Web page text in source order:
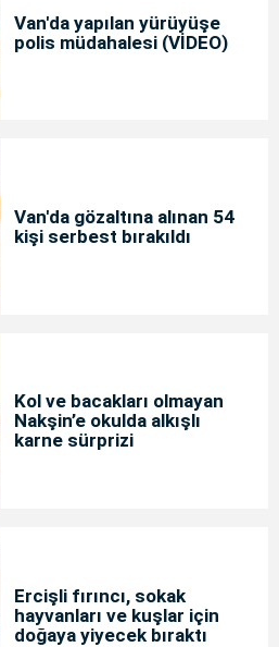
Van'da yapılan yürüyüşe
polis müdahalesi (VİDEO)
Van'da gözaltına alınan 54
kişi serbest bırakıldı
Kol ve bacakları olmayan
Nakşin’e okulda alkışlı
karne sürprizi
Ercişli fırıncı, sokak
hayvanları ve kuşlar için
doğaya yiyecek bıraktı